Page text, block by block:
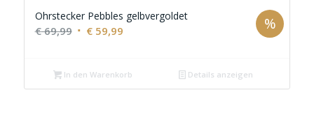
Ohrstecker Pebbles gelbvergoldet
€69,99 Ursprünglicher
€ 69,99
€59,99Aktueller
€ 59,99.
%
In den Warenkorb Details anzeigen